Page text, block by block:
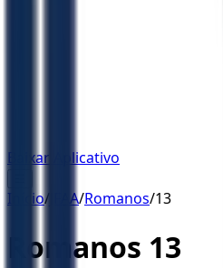
Baixar Aplicativo
Início/ JFAA/Romanos/13
Romanos 13